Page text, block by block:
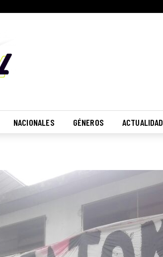
NACIONALES GÉNEROS ACTUALIDAD